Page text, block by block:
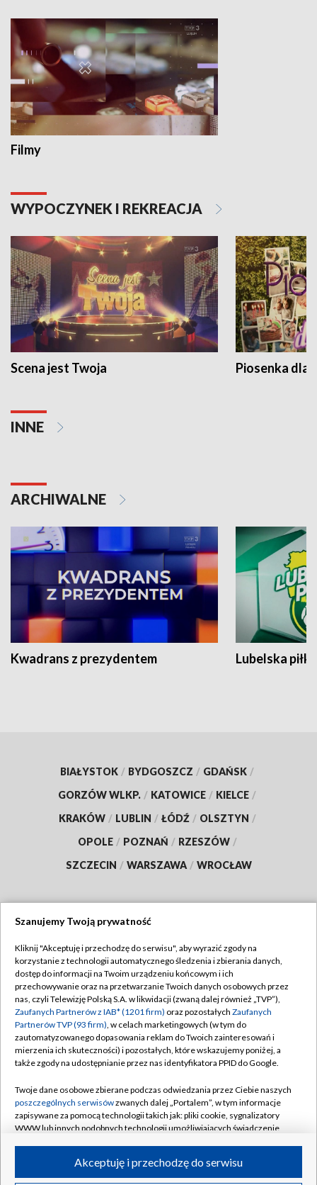
Filmy
WYPOCZYNEK I REKREACJA
Scena jest Twoja Piosenka dla
INNE
ARCHIWALNE
Kwadrans z prezydentem Lubelska piłka
BIAŁYSTOK / BYDGOSZCZ / GDAŃSK /
GORZÓW WLKP. / KATOWICE / KIELCE /
KRAKÓW / LUBLIN / ŁÓDŹ / OLSZTYN /
OPOLE / POZNAŃ / RZESZÓW /
SZCZECIN / WARSZAWA / WROCŁAW
TVP
Abonament TVP
Emisja w TVP
Centrum informacji TVP
Naziemna Telewizja Cyfrowa
Rada Programowa
System NOS
Informacje o nadawcy
Program dla prasy
Regulamin TVP
Polityka prywatności
Moje zgody
Pomoc
Kontakt
Kanały
Szanujemy Twoją prywatność
Kliknij "Akceptuję i przechodzę do serwisu", aby wyrazić zgody na
korzystanie z technologii automatycznego śledzenia i zbierania danych,
dostęp do informacji na Twoim urządzeniu końcowym i ich
przechowywanie oraz na przetwarzanie Twoich danych osobowych przez
nas, czyli Telewizję Polską S.A. w likwidacji (zwaną dalej również „TVP”),
Zaufanych Partnerów z IAB* (1201 firm) oraz pozostałych Zaufanych
Partnerów TVP (93 firm), w celach marketingowych (w tym do
zautomatyzowanego dopasowania reklam do Twoich zainteresowań i
mierzenia ich skuteczności) i pozostałych, które wskazujemy poniżej, a
także zgody na udostępnianie przez nas identyfikatora PPID do Google.
Twoje dane osobowe zbierane podczas odwiedzania przez Ciebie naszych
poszczególnych serwisówzwanych dalej „Portalem”, w tym informacje
zapisywane za pomocą technologii takich jak: pliki cookie, sygnalizatory
WWW lub innych podobnych technologii umożliwiających świadczenie
ruchu w Internecie.Akceptuję i przechodzę do serwisu